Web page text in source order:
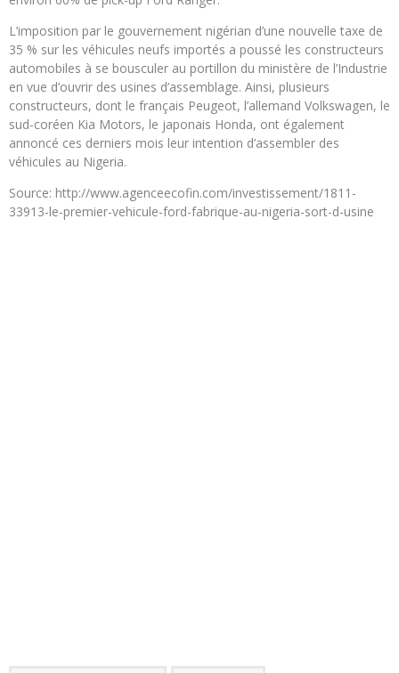
L’imposition par le gouvernement nigérian d’une nouvelle taxe de
35 % sur les véhicules neufs importés a poussé les constructeurs
automobiles à se bousculer au portillon du ministère de l’Industrie
en vue d’ouvrir des usines d’assemblage. Ainsi, plusieurs
constructeurs, dont le français Peugeot, l’allemand Volkswagen, le
sud-coréen Kia Motors, le japonais Honda, ont également
annoncé ces derniers mois leur intention d’assembler des
véhicules au Nigeria.
Source: http://www.agenceecofin.com/investissement/1811-
33913-le-premier-vehicule-ford-fabrique-au-nigeria-sort-d-usine